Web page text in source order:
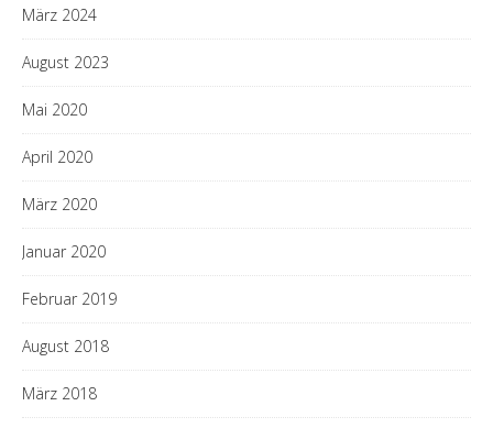
März 2024
August 2023
Mai 2020
April 2020
März 2020
Januar 2020
Februar 2019
August 2018
März 2018